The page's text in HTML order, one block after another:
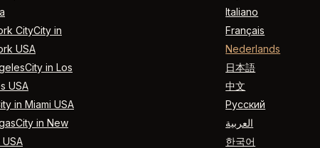
CityCity in
USA
in Los
USA
in Miami USA
in New
Italiano
Français
Nederlands
日本語
中文
Русский
العربية
한국어